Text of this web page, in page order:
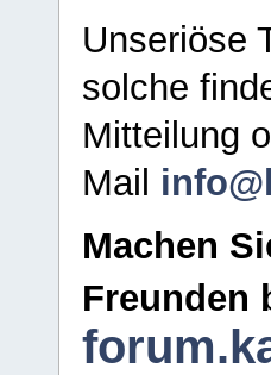
Unseriöse
solche
Mitteilung
Mail
Machen
Freunden